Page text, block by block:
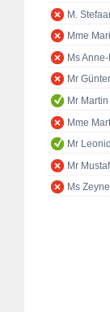
M.
Mme
Ms
Mr
Mr
Mme
Mr
Mr
Ms